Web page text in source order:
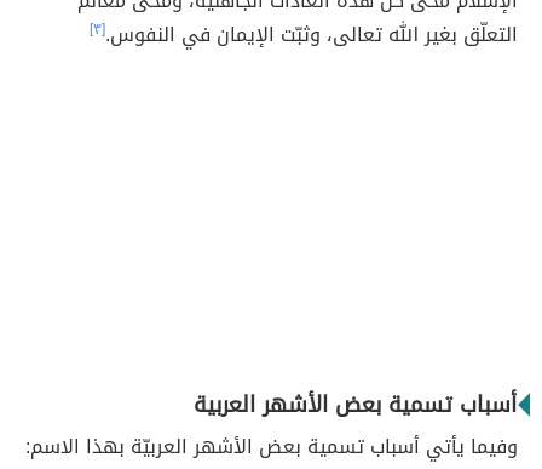
التعلّق بغير الله تعالى، وثبّت الإيمان في النفوس.[٣]
أسباب تسمية بعض الأشهر العربية
وفيما يأتي أسباب تسمية بعض الأشهر العربيّة بهذا الاسم: